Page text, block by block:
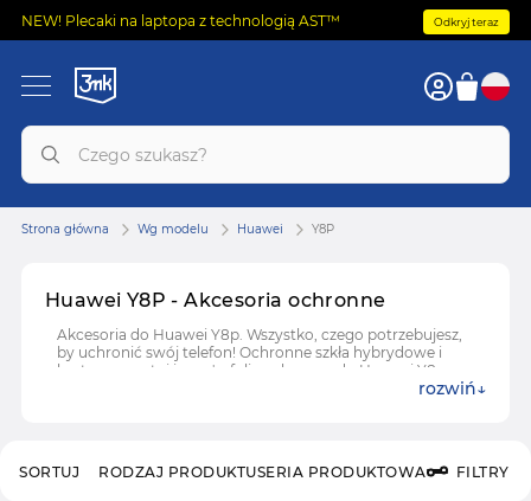
NEW! Plecaki na laptopa z technologią AST™ Odkryj teraz
Huawei Y8P - Akcesoria ochronne
Akcesoria do Huawei Y8p. Wszystko, czego potrzebujesz,
by uchronić swój telefon! Ochronne szkła hybrydowe i
hartowane, etui i case'y, folie ochronne do Huawei Y8p.
rozwiń
Strona główna Wg modelu Huawei Y8P
RODZAJ PRODUKTUSERIA PRODUKTOWA FILTRY
SORTUJ